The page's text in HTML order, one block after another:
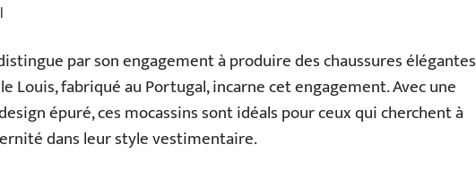
par son engagement à produire des chaussures élégantes
Louis, fabriqué au Portugal, incarne cet engagement. Avec une
épuré, ces mocassins sont idéals pour ceux qui cherchent à
dans leur style vestimentaire.